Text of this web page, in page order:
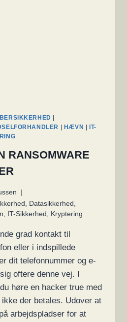
|
| HÆVN |IT-
RANSOMWARE
, Datasikkerhed ,
, IT-Sikkerhed , Kryptering
grad kontakt til
eller i indspillede
dit telefonnummer og e-
oftere denne vej. I
høre en hacker true med
der betales. Udover at
arbejdspladser for at